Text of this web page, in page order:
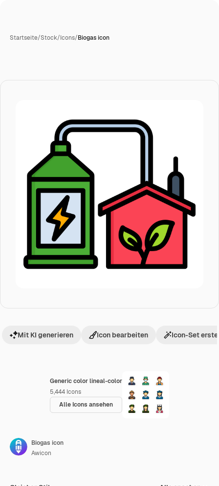
Startseite/Stock/Icons/Biogas icon
Generic color lineal-color
5,444 Icons
Alle Icons ansehen
Mit KI generieren Icon bearbeiten Icon-Set
Biogas icon
Awicon